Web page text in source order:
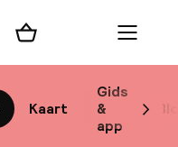
Kaart
Gids
&
app
Winkelmand Menu